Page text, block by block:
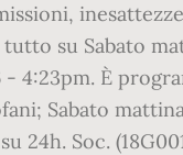
su Sabato
- 4:23pm. È
Sabato
Soc.